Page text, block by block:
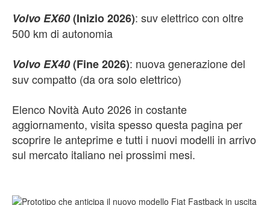
Volvo EX60(Inizio 2026): suv elettrico con oltre
500 km di autonomia
Volvo EX40(Fine 2026): nuova generazione del
suv compatto (da ora solo elettrico)
Elenco Novità Auto 2026 in costante
aggiornamento, visita spesso questa pagina per
scoprire le anteprime e tutti i nuovi modelli in arrivo
sul mercato italiano nei prossimi mesi.